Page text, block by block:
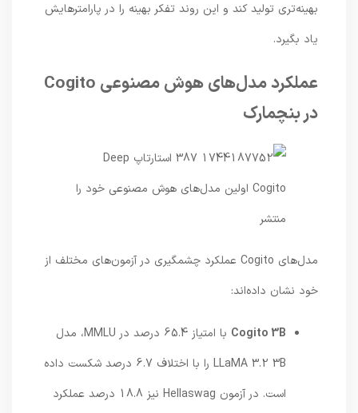
بهینه‌تری تولید کند و این روند تفکر بهینه را در پارامترهایش
یاد بگیرد.
عملکرد مدل‌های هوش مصنوعی Cogito
در بنچمارک
مدل‌های Cogito عملکرد چشمگیری در آزمون‌های مختلف از
خود نشان داده‌اند:
Cogito 3B
با امتیاز 65.4 درصد در MMLU، مدل
LLaMA 3.2 3B را با اختلاف 6.7 درصد شکست داده
است. در آزمون Hellaswag نیز 18.8 درصد عملکرد